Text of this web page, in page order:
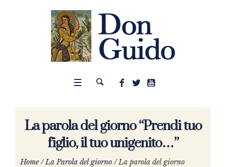
La parola del giorno “Prendi tuo
figlio, il tuo unigenito…”
Home /La Parola del giorno /La parola del giorno